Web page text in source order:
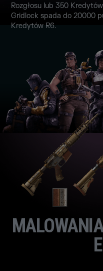
Rozgłosu lub 350
Gridlock spada do 20000
Kredytów R6.